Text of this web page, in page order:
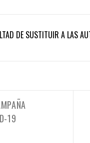
DE SUSTITUIR A LAS
19